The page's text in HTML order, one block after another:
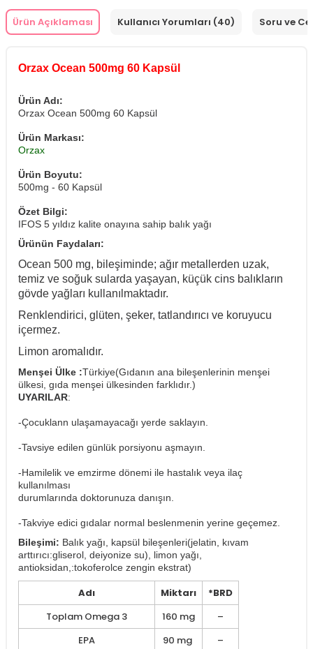
Ürün Açıklaması Kullanıcı Yorumları (40) Soru ve
Orzax Ocean 500mg 60 Kapsül
Ürün Adı:
Orzax Ocean 500mg 60 Kapsül
Ürün Markası:
Orzax
Ürün Boyutu:
500mg - 60 Kapsül
Özet Bilgi:
IFOS 5 yıldız kalite onayına sahip balık yağı
Ürünün Faydaları:
Ocean 500 mg, bileşiminde; ağır metallerden uzak,
temiz ve soğuk sularda yaşayan, küçük cins balıkların
gövde yağları kullanılmaktadır.
Renklendirici, glüten, şeker, tatlandırıcı ve koruyucu
içermez.
Limon aromalıdır.
Menşei Ülke :Türkiye(Gıdanın ana bileşenlerinin menşei
ülkesi, gıda menşei ülkesinden farklıdır.)
UYARILAR:
-Çocuklann ulaşamayacağı yerde saklayın.
-Tavsiye edilen günlük porsiyonu aşmayın.
-Hamilelik ve emzirme dönemi ile hastalık veya ilaç
kullanılması
durumlarında doktorunuza danışın.
-Takviye edici gıdalar normal beslenmenin yerine geçemez.
Bileşimi: Balık yağı, kapsül bileşenleri(jelatin, kıvam
arttırıcı:gliserol, deiyonize su), limon yağı,
antioksidan,:tokoferolce zengin ekstrat)
Adı Miktarı
*BRD
Toplam Omega 3
160 mg
–
EPA
90 mg
–